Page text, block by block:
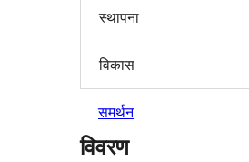
स्थापना
विकास
समर्थन
विवरण